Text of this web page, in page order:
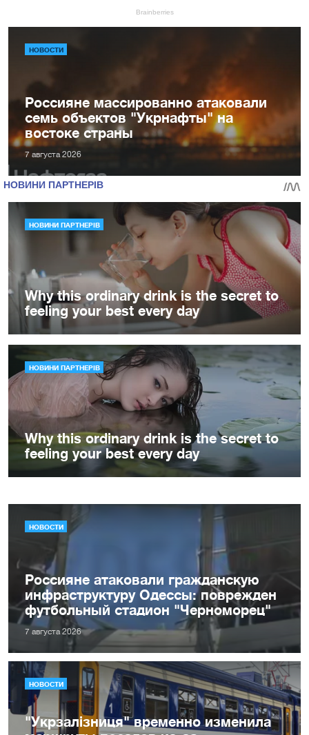
НОВОСТИ
Россияне массированно атаковали
семь объектов "Укрнафты" на
востоке страны
7 августа 2026
НОВОСТИ
Россияне атаковали гражданскую
инфраструктуру Одессы: поврежден
футбольный стадион "Черноморец"
7 августа 2026
НОВОСТИ
"Укрзалізниця" временно изменила